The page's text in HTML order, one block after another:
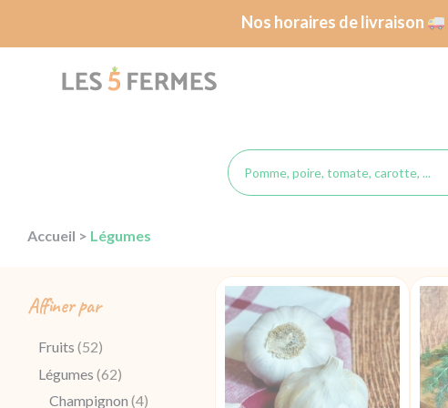
Nos horaires de livraison
Accueil > Légumes
Affiner par
Fruits (52)
Légumes (62)
Champignon (4)